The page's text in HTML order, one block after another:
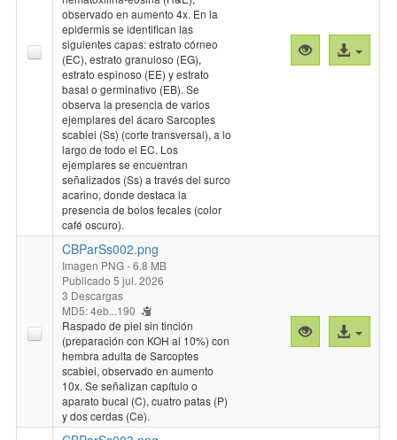
de Tesis: Prof. Inés Zulantay PhD. Agradecimientos: Sra. Ana
María Adriazola, Directora, y Sr. Luis Brown, Procesos
Técnicos, Biblioteca Central Dr. Amador Neghme. Facultad
de Medicina, Universidad de Chile; Dra. María Isabel Jercic
PhD, Jefe Laboratorio de Referencia de Parasitología ISP; TM
Alan Oyarce, Laboratorio de Referencia de Parasitología ISP;
Dr. Julio Tapia, Director del NiBG-ICBM. (2026-07-05)
observado en aumento 4x. En la
epidermis se identifican las
siguientes capas: estrato córneo
(EC), estrato granuloso (EG),
estrato espinoso (EE) y estrato
basal o germinativo (EB). Se
observa la presencia de varios
ejemplares del ácaro Sarcoptes
scabiei (Ss) (corte transversal), a lo
largo de todo el EC. Los
ejemplares se encuentran
señalizados (Ss) a través del surco
acarino, donde destaca la
presencia de bolos fecales (color
café oscuro).
Vista
previa
Acceso
al
CBParSs002.png
Imagen PNG- 6.8 MB
Publicado 5 jul. 2026
3 Descargas
MD5: 4eb...190
Raspado de piel sin tinción
(preparación con KOH al 10%) con
hembra adulta de Sarcoptes
scabiei, observado en aumento
10x. Se señalizan capítulo o
aparato bucal (C), cuatro patas (P)
y dos cerdas (Ce).
Vista
previa
Acceso
al